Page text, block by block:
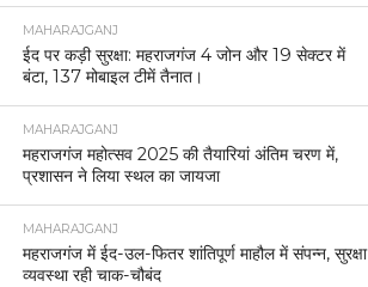
MAHARAJGANJ
ईद पर कड़ी सुरक्षा: महराजगंज 4 जोन और 19 सेक्टर में
बंटा, 137 मोबाइल टीमें तैनात।
MAHARAJGANJ
महराजगंज महोत्सव 2025 की तैयारियां अंतिम चरण में,
प्रशासन ने लिया स्थल का जायजा
MAHARAJGANJ
महराजगंज में ईद-उल-फितर शांतिपूर्ण माहौल में संपन्न, सुरक्षा
व्यवस्था रही चाक-चौबंद